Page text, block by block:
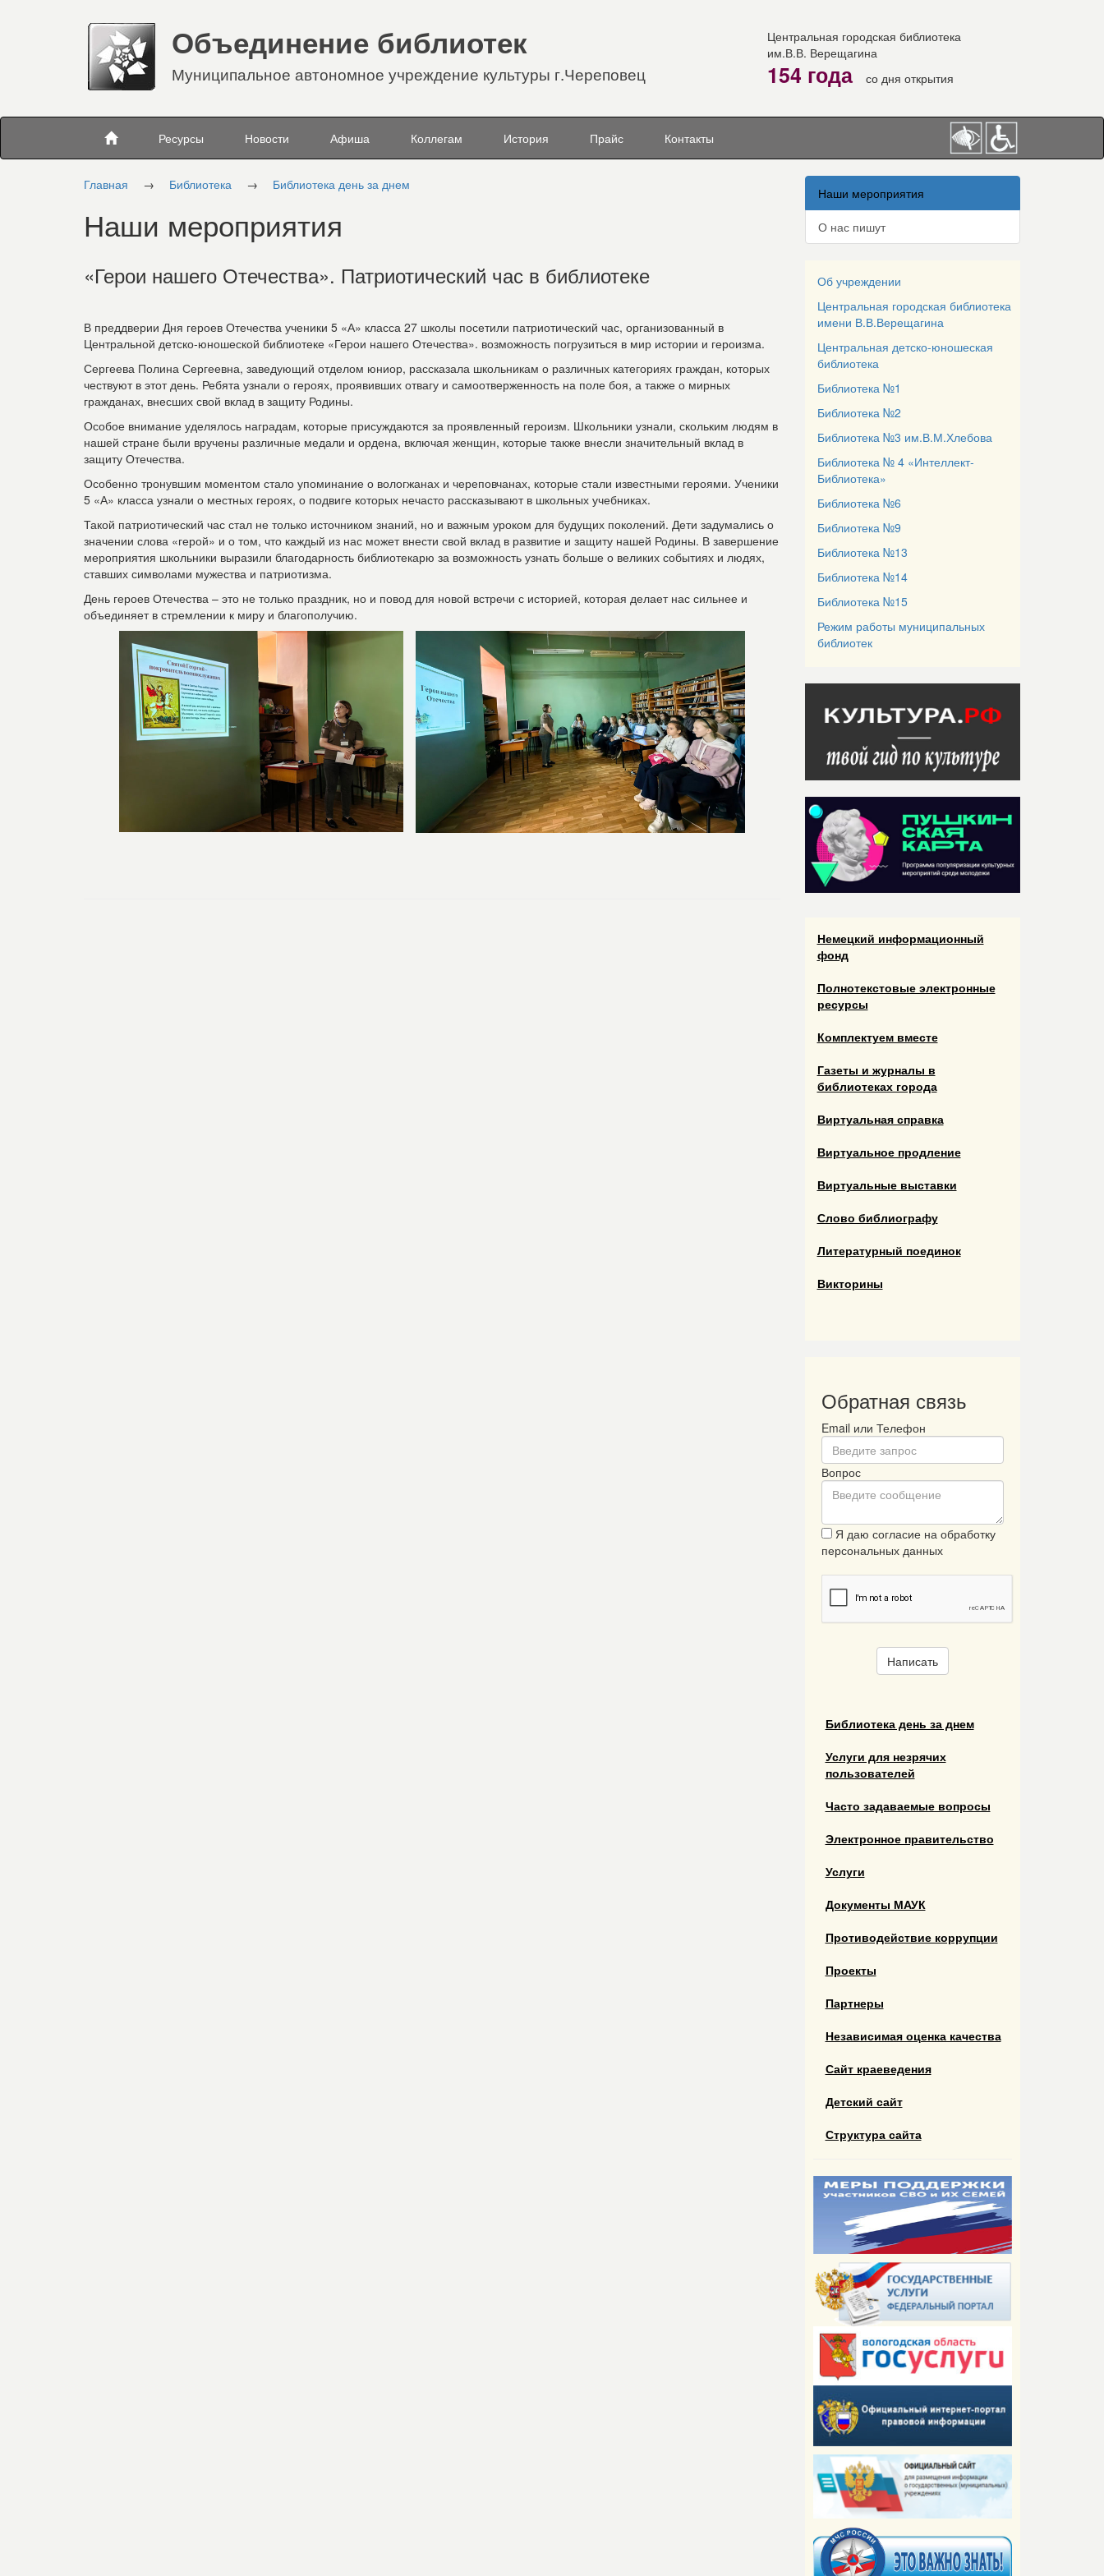
Объединение библиотек
Муниципальное автономное учреждение культуры г.Череповец
Центральная городская библиотека
им.В.В. Верещагина
154 года со дня открытия
Ресурсы Новости Афиша Коллегам История Прайс Контакты
Главная → Библиотека → Библиотека день за днем
Наши мероприятия
«Герои нашего Отечества». Патриотический час в библиотеке
В преддверии Дня героев Отечества ученики 5 «А» класса 27 школы посетили патриотический час, организованный в
Центральной детско-юношеской библиотеке «Герои нашего Отечества». возможность погрузиться в мир истории и героизма.
Сергеева Полина Сергеевна, заведующий отделом юниор, рассказала школьникам о различных категориях граждан, которых
чествуют в этот день. Ребята узнали о героях, проявивших отвагу и самоотверженность на поле боя, а также о мирных
гражданах, внесших свой вклад в защиту Родины.
Особое внимание уделялось наградам, которые присуждаются за проявленный героизм. Школьники узнали, скольким людям в
нашей стране были вручены различные медали и ордена, включая женщин, которые также внесли значительный вклад в
защиту Отечества.
Особенно тронувшим моментом стало упоминание о вологжанах и череповчанах, которые стали известными героями. Ученики
5 «А» класса узнали о местных героях, о подвиге которых нечасто рассказывают в школьных учебниках.
Такой патриотический час стал не только источником знаний, но и важным уроком для будущих поколений. Дети задумались о
значении слова «герой» и о том, что каждый из нас может внести свой вклад в развитие и защиту нашей Родины. В завершение
мероприятия школьники выразили благодарность библиотекарю за возможность узнать больше о великих событиях и людях,
ставших символами мужества и патриотизма.
День героев Отечества – это не только праздник, но и повод для новой встречи с историей, которая делает нас сильнее и
объединяет в стремлении к миру и благополучию.
Наши мероприятия
О нас пишут
Об учреждении
Центральная городская библиотека
имени В.В.Верещагина
Центральная детско-юношеская
библиотека
Библиотека №1
Библиотека №2
Библиотека №3 им.В.М.Хлебова
Библиотека № 4 «Интеллект-
Библиотека»
Библиотека №6
Библиотека №9
Библиотека №13
Библиотека №14
Библиотека №15
Режим работы муниципальных
библиотек
Немецкий информационный
фонд
Полнотекстовые электронные
ресурсы
Комплектуем вместе
Газеты и журналы в
библиотеках города
Виртуальная справка
Виртуальное продление
Виртуальные выставки
Слово библиографу
Литературный поединок
Викторины
Обратная связь
Email или Телефон
Вопрос
Я даю согласие на обработку
персональных данных
Написать
Библиотека день за днем
Услуги для незрячих
пользователей
Часто задаваемые вопросы
Электронное правительство
Услуги
Документы МАУК
Противодействие коррупции
Проекты
Партнеры
Независимая оценка качества
Сайт краеведения
Детский сайт
Структура сайта